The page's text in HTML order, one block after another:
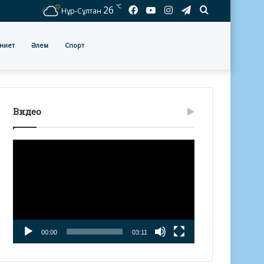
Іздеу
Telegram
Instagram
YouTube
Facebook
Нұр-Сұлтан 26 ℃
Әлем Спорт
Видео
00:00 03:11